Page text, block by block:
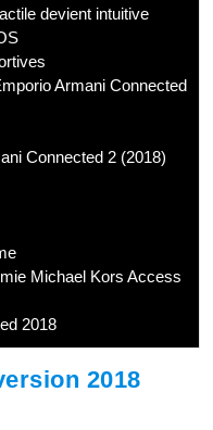
devient intuitive
Armani Connected
Connected 2 (2018)
Michael Kors Access
2018
2018